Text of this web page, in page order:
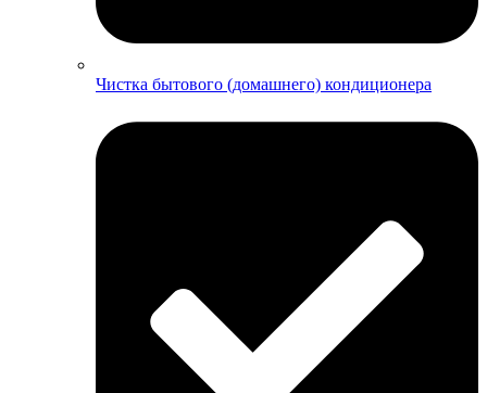
Чистка бытового (домашнего) кондиционера